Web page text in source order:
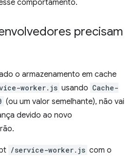
comportamento.
precisam
o armazenamento em cache
worker.js usando Cache-
(ou um valor semelhante), não vai
devido ao novo
/service-worker.js com o